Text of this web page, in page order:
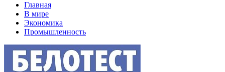
Главная
В мире
Экономика
Промышленность